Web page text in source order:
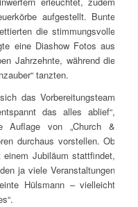
aufgestellt. Bunte
die stimmungsvolle
eine Diashow Fotos aus
Jahrzehnte, während die
tanzten.
das Vorbereitungsteam
das alles ablief“,
Auflage von „Church &
durchaus vorstellen. Ob
Jubiläum stattfindet,
ja viele Veranstaltungen
Hülsmann – vielleicht